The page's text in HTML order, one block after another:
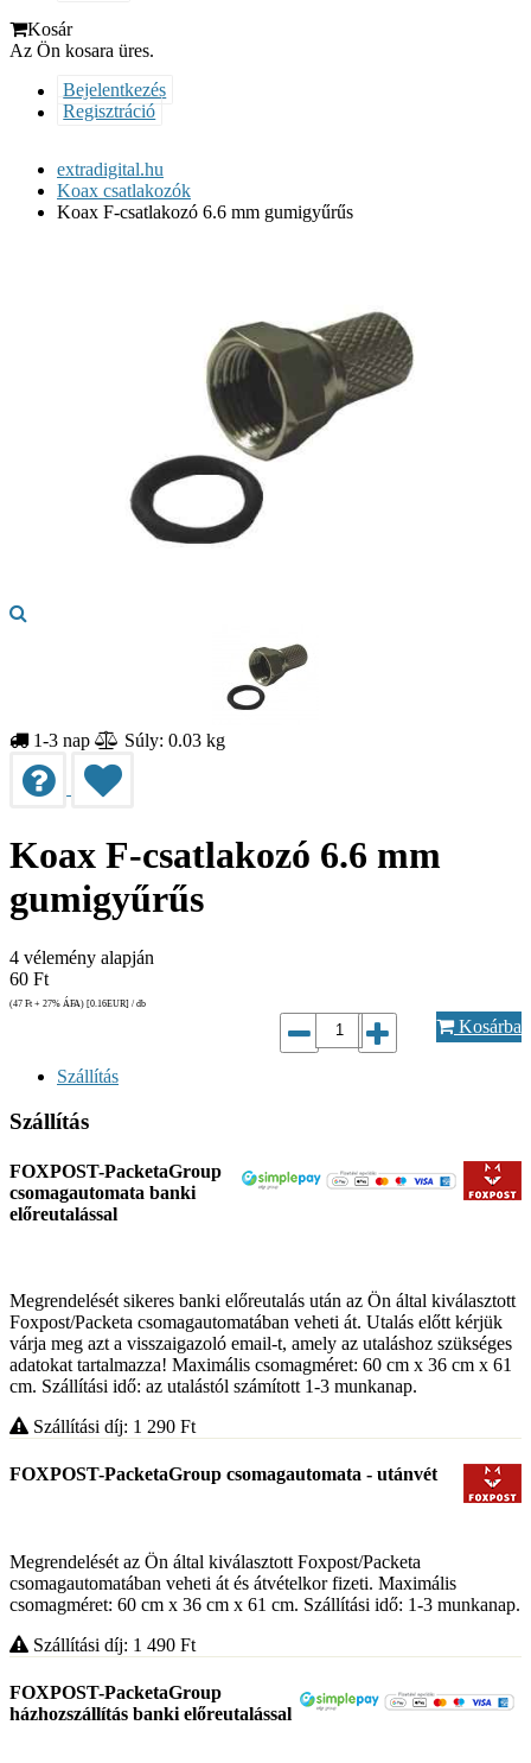
Kosár
Az Ön kosara üres.
Bejelentkezés
Regisztráció
extradigital.hu
Koax csatlakozók
Koax F-csatlakozó 6.6 mm gumigyűrűs
1-3 nap Súly: 0.03 kg
Koax F-csatlakozó 6.6 mm
gumigyűrűs
4 vélemény alapján
60 Ft
(47 Ft + 27% ÁFA) [0.16EUR] / db
Kosárba
Szállítás
Szállítás
FOXPOST-PacketaGroup
csomagautomata banki
előreutalással
Megrendelését sikeres banki előreutalás után az Ön által kiválasztott
Foxpost/Packeta csomagautomatában veheti át. Utalás előtt kérjük
várja meg azt a visszaigazoló email-t, amely az utaláshoz szükséges
adatokat tartalmazza! Maximális csomagméret: 60 cm x 36 cm x 61
cm. Szállítási idő: az utalástól számított 1-3 munkanap.
Szállítási díj: 1 290 Ft
FOXPOST-PacketaGroup csomagautomata - utánvét
Megrendelését az Ön által kiválasztott Foxpost/Packeta
csomagautomatában veheti át és átvételkor fizeti. Maximális
csomagméret: 60 cm x 36 cm x 61 cm. Szállítási idő: 1-3 munkanap.
Szállítási díj: 1 490 Ft
FOXPOST-PacketaGroup
házhozszállítás banki előreutalással